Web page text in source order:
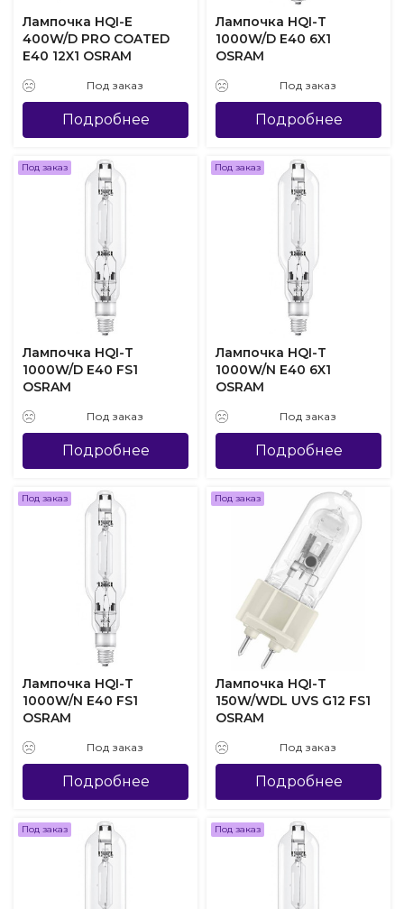
Лампочка HQI-E
400W/D PRO COATED
E40 12X1 OSRAM
Под заказ
Подробнее
Лампочка HQI-T
1000W/D E40 6X1
OSRAM
Под заказ
Подробнее
Под заказ
Лампочка HQI-T
1000W/D E40 FS1
OSRAM
Под заказ
Подробнее
Под заказ
Лампочка HQI-T
1000W/N E40 6X1
OSRAM
Под заказ
Подробнее
Под заказ
Лампочка HQI-T
1000W/N E40 FS1
OSRAM
Под заказ
Подробнее
Под заказ
Лампочка HQI-T
150W/WDL UVS G12 FS1
OSRAM
Под заказ
Подробнее
Под заказ Под заказ